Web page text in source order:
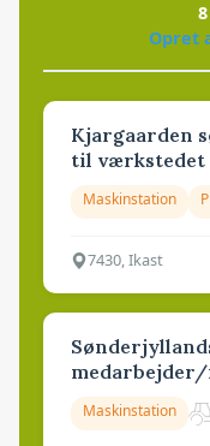
8
Opret
Kjargaarden
til værkstedet
Maskinstation
7430, Ikast
Maskinstation